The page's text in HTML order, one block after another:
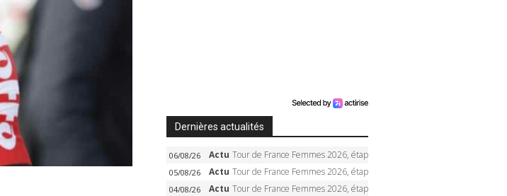
Dernières actualités
06/08/26 Actu Tour de France Femmes 2026, étape 6 – Kim Le Court-Pienaar gagne à Tournon, Reusser en jaune
05/08/26 Actu Tour de France Femmes 2026, étape 5 – Demi Vollering gagne à Belleville, Reusser en jaune, Ferrand-Prévot coule
04/08/26 Actu Tour de France Femmes 2026, étape 4 – Marlen Reusser écrase le chrono, Ferrand-Prévot en crise